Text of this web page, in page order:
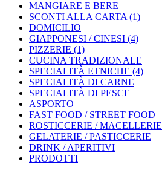
MANGIARE E BERE
SCONTI ALLA CARTA (1)
DOMICILIO
GIAPPONESI / CINESI (4)
PIZZERIE (1)
CUCINA TRADIZIONALE
SPECIALITÀ ETNICHE (4)
SPECIALITÀ DI CARNE
SPECIALITÀ DI PESCE
ASPORTO
FAST FOOD / STREET FOOD
ROSTICCERIE / MACELLERIE
GELATERIE / PASTICCERIE
DRINK / APERITIVI
PRODOTTI